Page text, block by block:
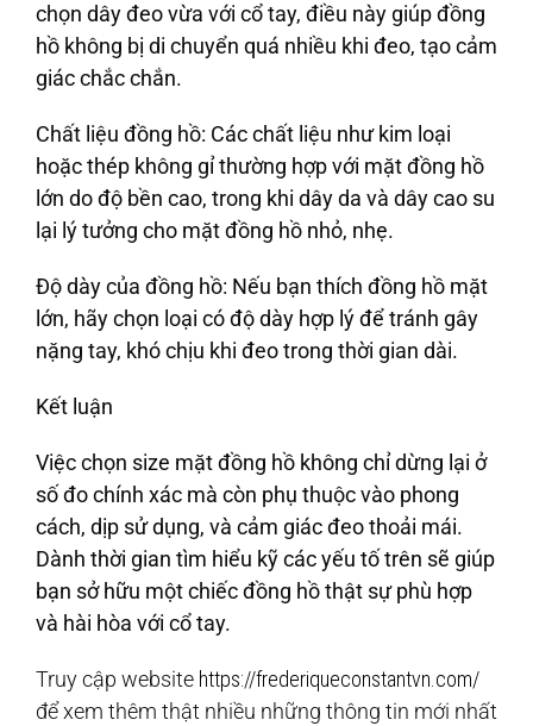
chọn dây đeo vừa với cổ tay, điều này giúp đồng
hồ không bị di chuyển quá nhiều khi đeo, tạo cảm
giác chắc chắn.
Chất liệu đồng hồ: Các chất liệu như kim loại
hoặc thép không gỉ thường hợp với mặt đồng hồ
lớn do độ bền cao, trong khi dây da và dây cao su
lại lý tưởng cho mặt đồng hồ nhỏ, nhẹ.
Độ dày của đồng hồ: Nếu bạn thích đồng hồ mặt
lớn, hãy chọn loại có độ dày hợp lý để tránh gây
nặng tay, khó chịu khi đeo trong thời gian dài.
Kết luận
Việc chọn size mặt đồng hồ không chỉ dừng lại ở
số đo chính xác mà còn phụ thuộc vào phong
cách, dịp sử dụng, và cảm giác đeo thoải mái.
Dành thời gian tìm hiểu kỹ các yếu tố trên sẽ giúp
bạn sở hữu một chiếc đồng hồ thật sự phù hợp
và hài hòa với cổ tay.
Truy cập website https://frederiqueconstantvn.com/
để xem thêm thật nhiều những thông tin mới nhất